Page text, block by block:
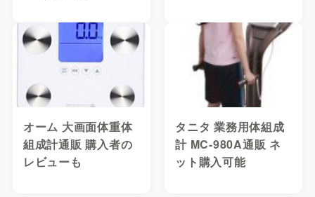
オーム 大画面体重体
組成計通販 購入者の
レビューも
タニタ 業務用体組成
計 MC-980A通販 ネ
ット購入可能